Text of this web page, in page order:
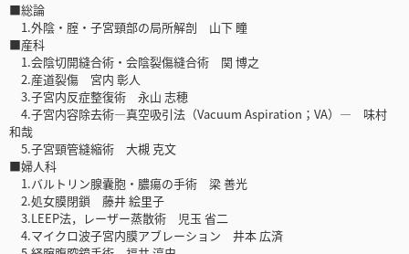
■総論
1.外陰・腟・子宮頸部の局所解剖 山下 瞳
■産科
1.会陰切開縫合術・会陰裂傷縫合術 関 博之
2.産道裂傷 宮内 彰人
3.子宮内反症整復術 永山 志穂
4.子宮内容除去術―真空吸引法（Vacuum Aspiration；VA）― 味村
和哉
5.子宮頸管縫縮術 大槻 克文
■婦人科
1.バルトリン腺囊胞・膿瘍の手術 梁 善光
2.処女膜閉鎖 藤井 絵里子
3.LEEP法，レーザー蒸散術 児玉 省二
4.マイクロ波子宮内膜アブレーション 井本 広済